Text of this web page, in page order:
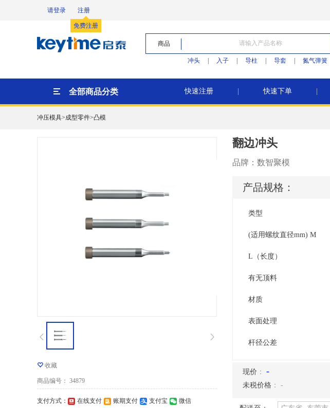
请登录 注册
免费注册
商品
冲头 入子 导柱 导套 氮气弹簧
全部商品分类 快速注册 快速下单
冲压模具>成型零件>凸模
收藏
商品编号 ： 34879
支付方式 ： 在线支付 账期支付 支付宝 微信
翻边冲头
品牌： 数智聚模
产品规格：
类型
(适用螺纹直径mm) M
L（长度）
有无顶料
材质
表面处理
杆径公差
现价 ： -
未税价格 ： -